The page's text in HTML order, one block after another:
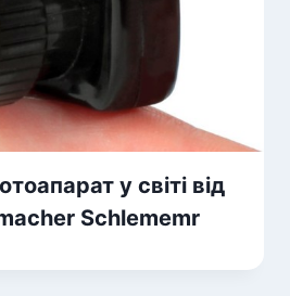
у світі від
Schlememr